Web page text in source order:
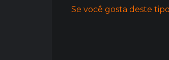
Se você gosta deste